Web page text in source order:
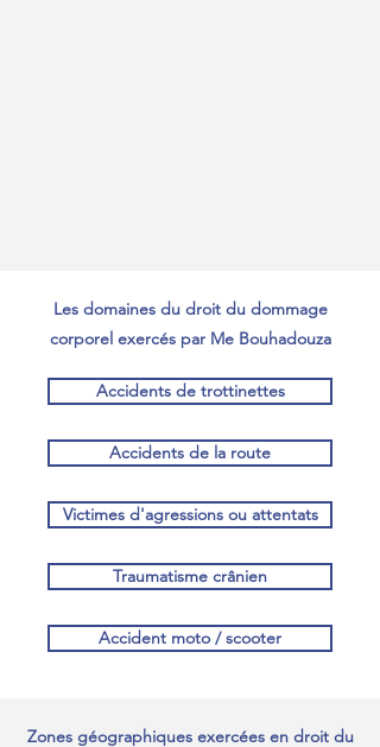
Les domaines du droit du dommage
corporel exercés par Me Bouhadouza
Accidents de trottinettes
Accidents de la route
Victimes d'agressions ou attentats
Traumatisme crânien
Accident moto / scooter
Zones géographiques exercées en droit du